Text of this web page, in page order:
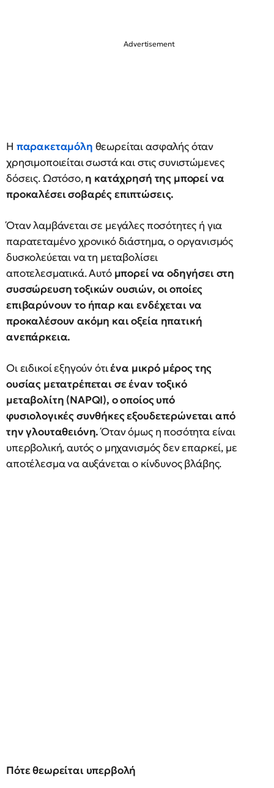
Η παρακεταμόλη θεωρείται ασφαλής όταν
χρησιμοποιείται σωστά και στις συνιστώμενες
δόσεις. Ωστόσο,η κατάχρησή της μπορεί να
προκαλέσει σοβαρές επιπτώσεις.
Όταν λαμβάνεται σε μεγάλες ποσότητες ή για
παρατεταμένο χρονικό διάστημα, ο οργανισμός
δυσκολεύεται να τη μεταβολίσει
αποτελεσματικά. Αυτό μπορεί να οδηγήσει στη
συσσώρευση τοξικών ουσιών, οι οποίες
επιβαρύνουν το ήπαρ και ενδέχεται να
προκαλέσουν ακόμη και οξεία ηπατική
ανεπάρκεια.
Οι ειδικοί εξηγούν ότιένα μικρό μέρος της
ουσίας μετατρέπεται σε έναν τοξικό
μεταβολίτη (NAPQI), ο οποίος υπό
φυσιολογικές συνθήκες εξουδετερώνεται από
την γλουταθειόνη.Όταν όμως η ποσότητα είναι
υπερβολική, αυτός ο μηχανισμός δεν επαρκεί, με
αποτέλεσμα να αυξάνεται ο κίνδυνος βλάβης.
Πότε θεωρείται υπερβολή